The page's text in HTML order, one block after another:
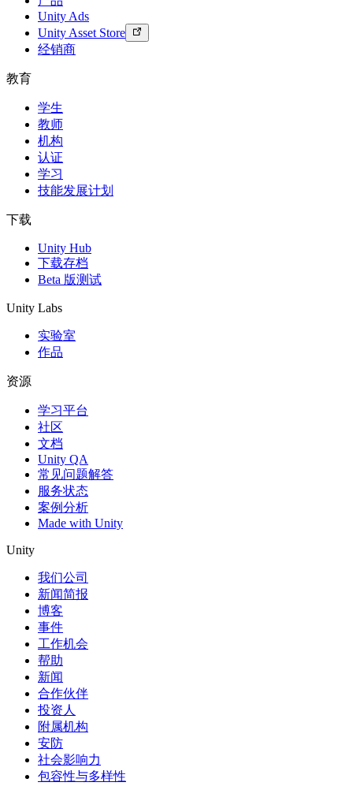
通过 Unity 投放广告
使用案例
移动游戏
使用 Unity 打造移动端爆款游戏
独立游戏
小团队也能做出大游戏
XR 游戏
跨平台发布 XR 游戏
多人游戏
简化多人游戏开发
博客
更新、信息和技术提示
新闻
新闻、故事和新闻中心
认证
证明您的Unity精通
Unity Ads
Unity Asset Store
经销商
教育
学生
教师
机构
认证
学习
技能发展计划
下载
Unity Hub
下载存档
Beta 版测试
Unity Labs
实验室
作品
资源
学习平台
社区
文档
Unity QA
常见问题解答
服务状态
案例分析
Made with Unity
Unity
我们公司
新闻简报
博客
事件
工作机会
帮助
新闻
合作伙伴
投资人
附属机构
安防
社会影响力
包容性与多样性